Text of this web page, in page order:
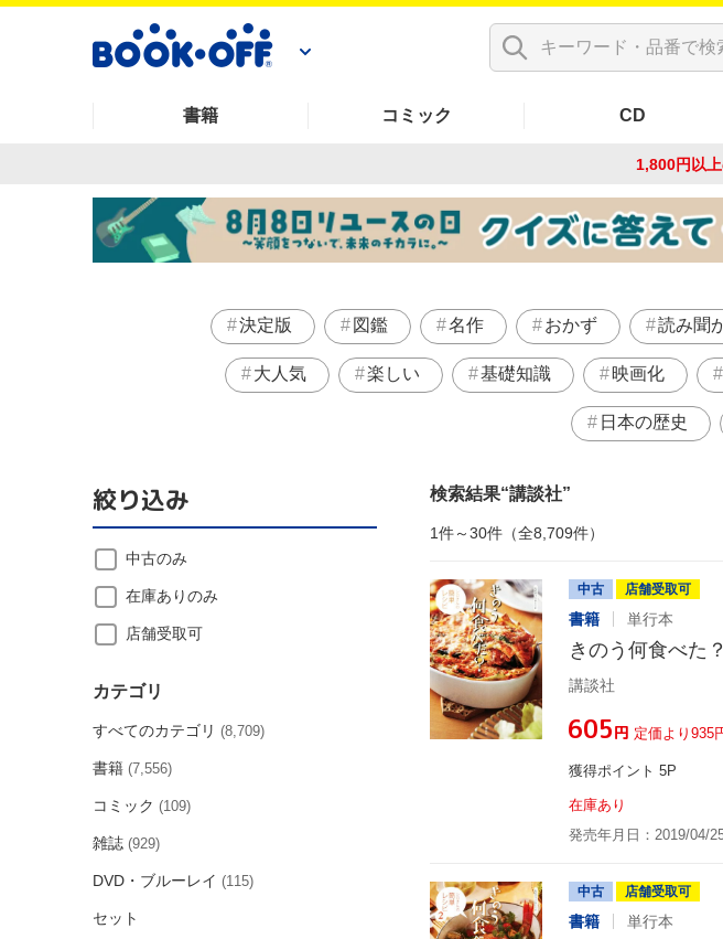
書籍 コミック CD
1,800円以
決定版 図鑑 名作 おかず 読み聞
大人気 楽しい 基礎知識 映画化
日本の歴史
検索結果 講談社
1件～30件（全8,709件）
中古 店舗受取可
書籍 単行本
きのう何食べた
講談社
¥605円 定価より935
獲得ポイント 5P
在庫あり
発売年月日：2019/04/
中古 店舗受取可
書籍 単行本
絞り込み
中古のみ
在庫ありのみ
店舗受取可
カテゴリ
すべてのカテゴリ (8,709)
書籍 (7,556)
コミック (109)
雑誌 (929)
DVD・ブルーレイ (115)
セット